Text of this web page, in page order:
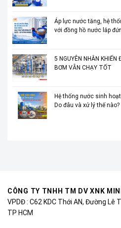
Áp lực nước tăng, hệ
với đồng hồ nước lắp
5 NGUYÊN NHÂN KHIẾN
BƠM VẪN CHẠY TỐT
Hệ thống nước sinh
Do đâu và xử lý thế nào?
CÔNG TY TNHH TM DV XNK
VPDĐ : C62 KDC Thới AN, Đường Lê
TP HCM